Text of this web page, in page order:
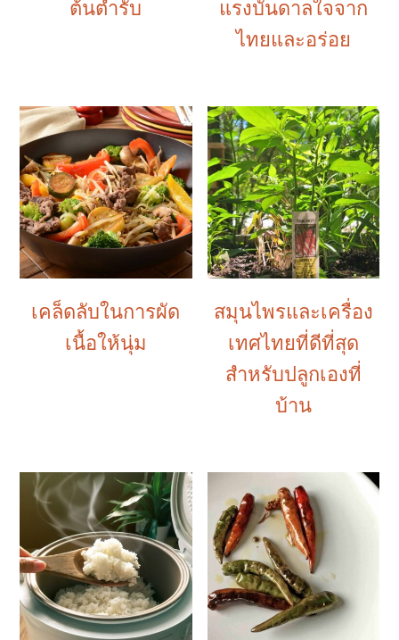
ต้นตำรับ
แรงบันดาลใจจาก
ไทยและอร่อย
เคล็ดลับในการผัด
เนื้อให้นุ่ม
สมุนไพรและเครื่อง
เทศไทยที่ดีที่สุด
สำหรับปลูกเองที่
บ้าน